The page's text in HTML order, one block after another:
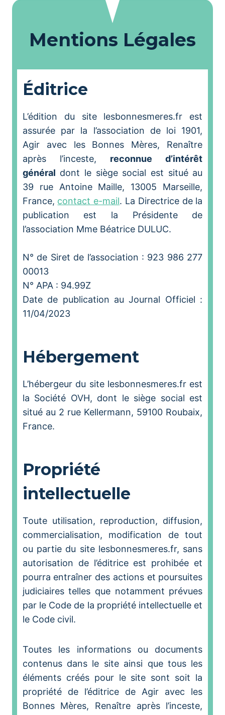
Mentions Légales
Éditrice
L’édition du site lesbonnesmeres.fr est
assurée par la l’association de loi 1901,
Agir avec les Bonnes Mères, Renaître
après l’inceste, reconnue d’intérêt
général dont le siège social est situé au
39 rue Antoine Maille, 13005 Marseille,
France, contact e-mail. La Directrice de la
publication est la Présidente de
l’association Mme Béatrice DULUC.
N° de Siret de l’association : 923 986 277
00013
N° APA : 94.99Z
Date de publication au Journal Officiel :
11/04/2023
Hébergement
L’hébergeur du site lesbonnesmeres.fr est
la Société OVH, dont le siège social est
situé au 2 rue Kellermann, 59100 Roubaix,
France.
Propriété
intellectuelle
Toute utilisation, reproduction, diffusion,
commercialisation, modification de tout
ou partie du site lesbonnesmeres.fr, sans
autorisation de l’éditrice est prohibée et
pourra entraîner des actions et poursuites
judiciaires telles que notamment prévues
par le Code de la propriété intellectuelle et
le Code civil.
Toutes les informations ou documents
contenus dans le site ainsi que tous les
éléments créés pour le site sont soit la
propriété de l’éditrice de Agir avec les
Bonnes Mères, Renaître après l’inceste,